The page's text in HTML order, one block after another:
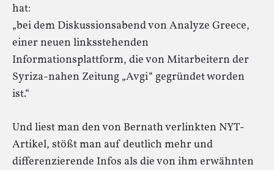
hat:
„bei dem Diskussionsabend von Analyze Greece,
einer neuen linksstehenden
Informationsplattform, die von Mitarbeitern der
Syriza-nahen Zeitung „Avgi“ gegründet worden
ist.“
Und liest man den von Bernath verlinkten NYT-
Artikel, stößt man auf deutlich mehr und
differenzierende Infos als die von ihm erwähnten